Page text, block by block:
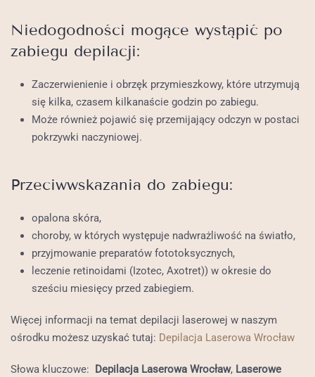
Niedogodności mogące wystąpić po
zabiegu depilacji:
Zaczerwienienie i obrzęk przymieszkowy, które utrzymują
się kilka, czasem kilkanaście godzin po zabiegu.
Może również pojawić się przemijający odczyn w postaci
pokrzywki naczyniowej.
Przeciwwskazania do zabiegu:
opalona skóra,
choroby, w których występuje nadwrażliwość na światło,
przyjmowanie preparatów fototoksycznych,
leczenie retinoidami (Izotec, Axotret)) w okresie do
sześciu miesięcy przed zabiegiem.
Więcej informacji na temat depilacji laserowej w naszym
ośrodku możesz uzyskać tutaj: Depilacja Laserowa Wrocław
Słowa kluczowe: Depilacja Laserowa Wrocław, Laserowe